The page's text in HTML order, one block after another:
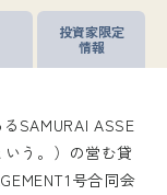
投資家限定
情報
SAMURAI ASSE
う。）の営む貸
号合同会